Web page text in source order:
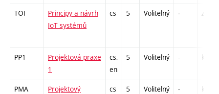
TOI
Principy a návrh
IoT systémů
cs 5 Volitelný - zá,zk
PP1
Projektová praxe
1
cs,
en
5 Volitelný - kl
PMA
Projektový
cs 5 Volitelný - kl